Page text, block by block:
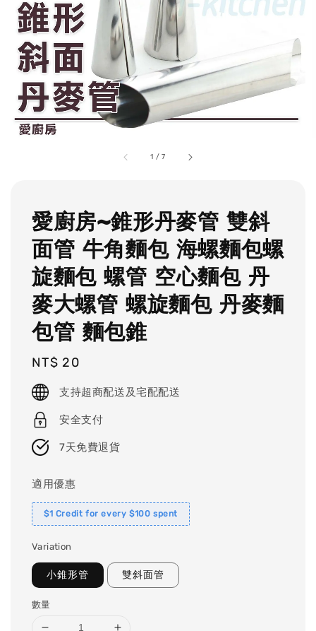
1 /7
愛廚房~錐形丹麥管 雙斜
面管 牛角麵包 海螺麵包螺
旋麵包 螺管 空心麵包 丹
麥大螺管 螺旋麵包 丹麥麵
包管 麵包錐
Regular
price
NT$ 20
支持超商配送及宅配配送
安全支付
7天免費退貨
適用優惠
$1 Credit for every $100 spent
Variation
小錐形管 雙斜面管
數量